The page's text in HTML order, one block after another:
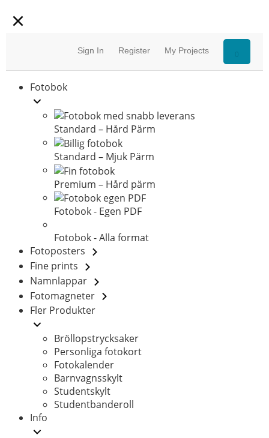
Sign In Register My Projects
Fotobok
Standard – Hård Pärm
Standard – Mjuk Pärm
Premium – Hård pärm
Fotobok - Egen PDF
Fotobok - Alla format
Fotoposters
Fine prints
Namnlappar
Fotomagneter
Fler Produkter
Bröllopstrycksaker
Personliga fotokort
Fotokalender
Barnvagnsskylt
Studentskylt
Studentbanderoll
Info